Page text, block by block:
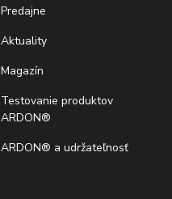
Predajne
Aktuality
Magazín
Testovanie produktov
ARDON®
ARDON® a udržateľnosť